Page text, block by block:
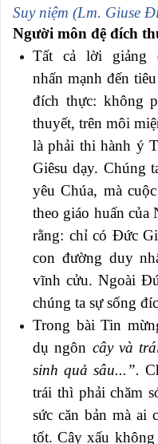
Suy niệm (Lm. Giuse
Người môn đệ đích
Tất cả lời giảng
nhấn mạnh đến
đích thực: không
thuyết, trên môi
là phải thi hành ý
Giêsu dạy. Chúng
yêu Chúa, mà
theo giáo huấn
rằng: chỉ có Đức
con đường duy
vĩnh cửu. Ngoài
chúng ta sự sống
Trong bài Tin
dụ ngôn cây và
sinh quả sâu...”.
trái thì phải chăm
sức căn bản mà ai
tốt. Cây xấu